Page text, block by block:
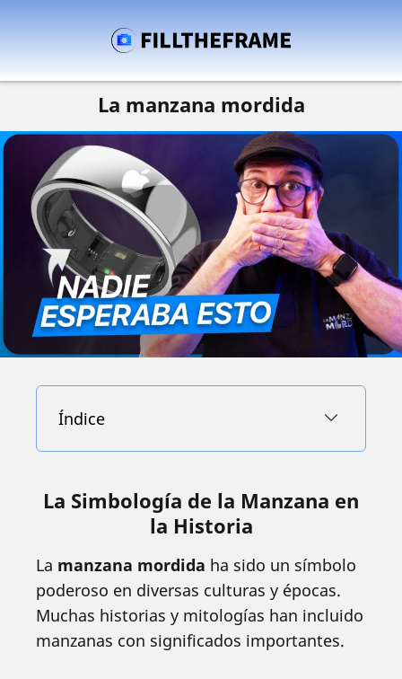
La manzana mordida
Índice
La Simbología de la Manzana en
la Historia
La manzana mordida ha sido un símbolo
poderoso en diversas culturas y épocas.
Muchas historias y mitologías han incluido
manzanas con significados importantes.